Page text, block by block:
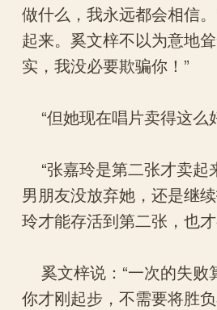
做什么，我永远都会相信
起来。奚文梓不以为意地
实，我没必要欺骗你！”
“但她现在唱片卖得这么
“张嘉玲是第二张才卖起
男朋友没放弃她，还是继
玲才能存活到第二张，也
奚文梓说：“一次的失败
你才刚起步，不需要将胜